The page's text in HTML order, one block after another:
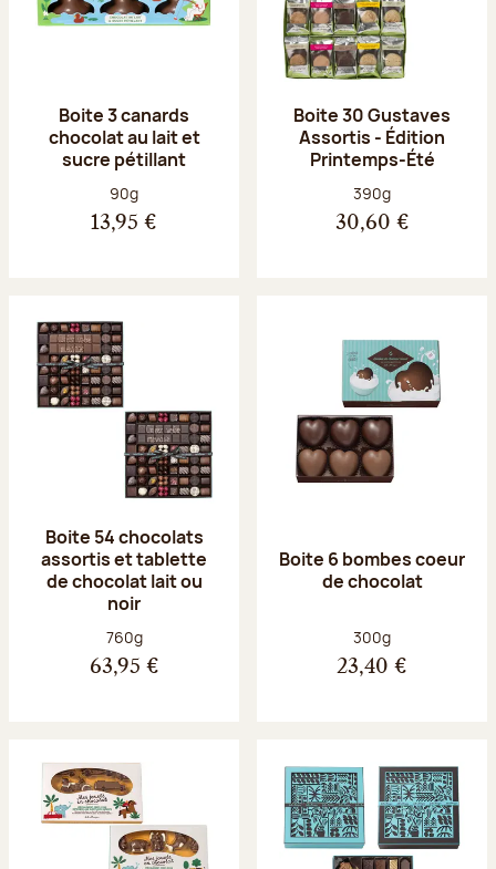
Boite 3 canards
chocolat au lait et
sucre pétillant
Poids net :
90g
13,95 €
Boite 30 Gustaves
Assortis - Édition
Printemps-Été
Poids net :
390g
30,60 €
Boite 54 chocolats
assortis et tablette
de chocolat lait ou
noir
Poids net :
760g
63,95 €
Boite 6 bombes coeur
de chocolat
Poids net :
300g
23,40 €